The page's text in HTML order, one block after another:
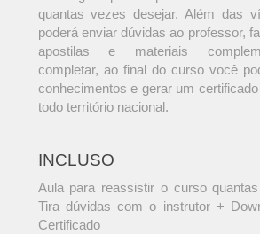
quantas vezes desejar. Além das
poderá enviar dúvidas ao professor,
apostilas e materiais
completar, ao final do curso você
conhecimentos e gerar um
todo território nacional.
INCLUSO
Aula para reassistir o curso
Tira dúvidas com o instrutor +
Certificado